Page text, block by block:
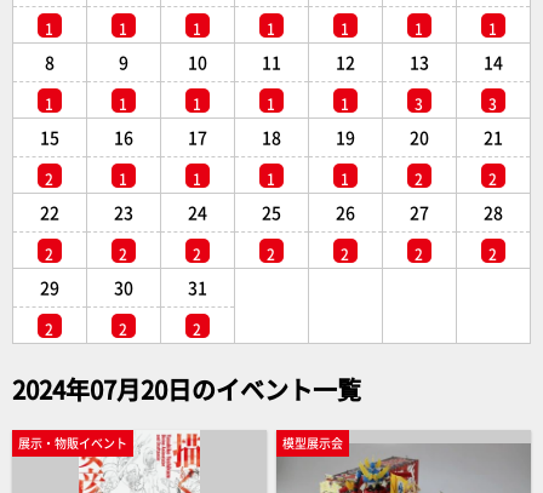
1 1 1 1 1 1 1
8
1
9
1
10
1
11
1
12
1
13
3
14
3
15
2
16
1
17
1
18
1
19
1
20
2
21
2
22
2
23
2
24
2
25
2
26
2
27
2
28
2
29
2
30
2
31
2
2024年07月20日のイベント一覧
展示・物販イベント 模型展示会